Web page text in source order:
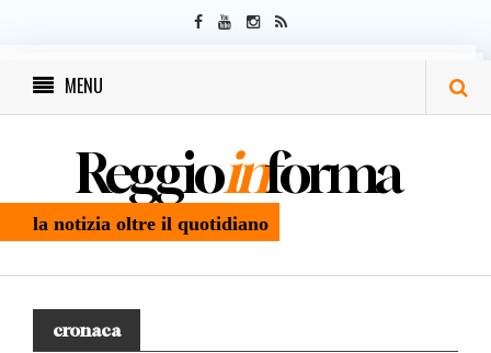
MENU
Reggioinforma
la notizia oltre il quotidiano
cronaca